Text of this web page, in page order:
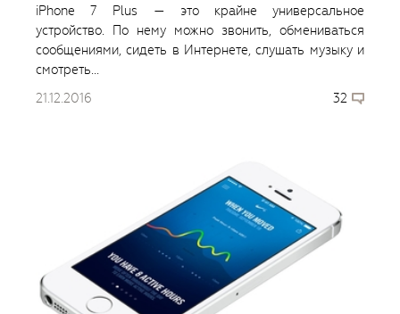
iPhone 7 Plus — это крайне универсальное
устройство. По нему можно звонить, обмениваться
сообщениями, сидеть в Интернете, слушать музыку и
смотреть...
21.12.2016
32